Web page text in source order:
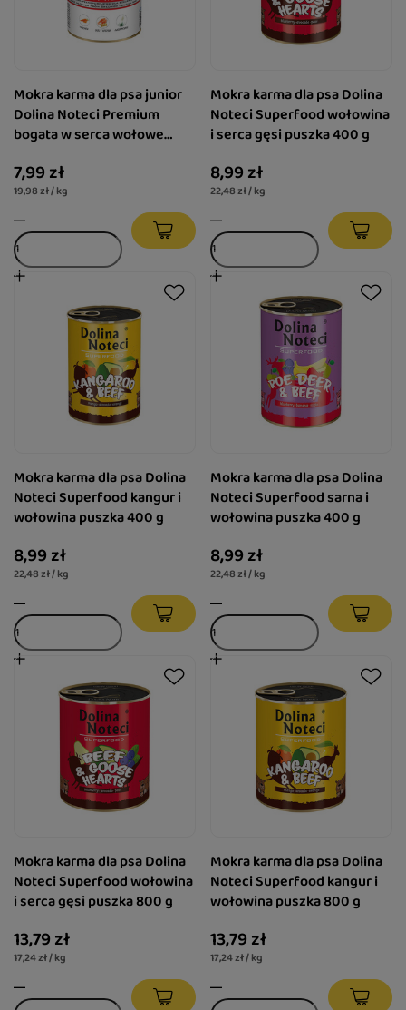
Mokra karma dla psa junior
Dolina Noteci Premium
bogata w serca wołowe
7,99 zł
19,98 zł / kg
Mokra karma dla psa Dolina
Noteci Superfood wołowina
i serca gęsi puszka 400 g
8,99 zł
22,48 zł / kg
Mokra karma dla psa Dolina
Noteci Superfood kangur i
wołowina puszka 400 g
8,99 zł
22,48 zł / kg
Mokra karma dla psa Dolina
Noteci Superfood sarna i
wołowina puszka 400 g
8,99 zł
22,48 zł / kg
Mokra karma dla psa Dolina
Noteci Superfood wołowina
i serca gęsi puszka 800 g
13,79 zł
17,24 zł / kg
Mokra karma dla psa Dolina
Noteci Superfood kangur i
wołowina puszka 800 g
13,79 zł
17,24 zł / kg